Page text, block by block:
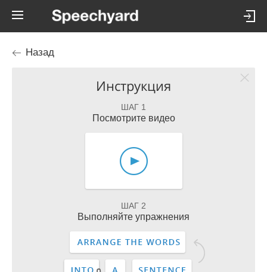
Назад
Инструкция
ШАГ 1
Посмотрите видео
ШАГ 2
Выполняйте упражнения